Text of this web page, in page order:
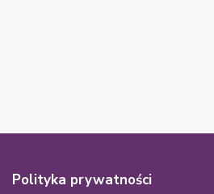
Polityka prywatności